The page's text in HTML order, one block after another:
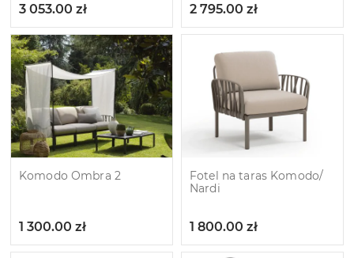
3 053.00 zł 2 795.00 zł
Komodo Ombra 2
1 300.00 zł
Fotel na taras Komodo/
Nardi
1 800.00 zł